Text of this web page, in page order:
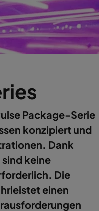
Package-Serie
konzipiert und
Dank
keine
Die
einen